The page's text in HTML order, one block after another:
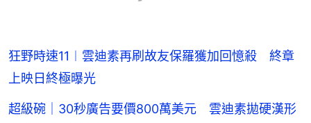
狂野時速11︱雲迪素再刷故友保羅獲加回憶殺 終章
上映日終極曝光
超級碗｜30秒廣告要價800萬美元 雲迪素拋硬漢形